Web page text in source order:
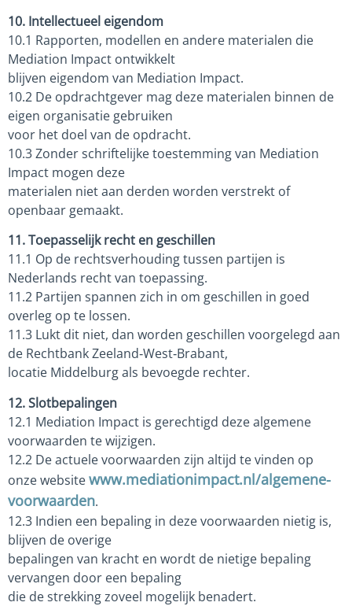
10. Intellectueel eigendom
10.1 Rapporten, modellen en andere materialen die
Mediation Impact ontwikkelt
blijven eigendom van Mediation Impact.
10.2 De opdrachtgever mag deze materialen binnen de
eigen organisatie gebruiken
voor het doel van de opdracht.
10.3 Zonder schriftelijke toestemming van Mediation
Impact mogen deze
materialen niet aan derden worden verstrekt of
openbaar gemaakt.
11. Toepasselijk recht en geschillen
11.1 Op de rechtsverhouding tussen partijen is
Nederlands recht van toepassing.
11.2 Partijen spannen zich in om geschillen in goed
overleg op te lossen.
11.3 Lukt dit niet, dan worden geschillen voorgelegd aan
de Rechtbank Zeeland‑West‑Brabant,
locatie Middelburg als bevoegde rechter.
12. Slotbepalingen
12.1 Mediation Impact is gerechtigd deze algemene
voorwaarden te wijzigen.
12.2 De actuele voorwaarden zijn altijd te vinden op
onze websitewww.mediationimpact.nl/algemene-
voorwaarden.
12.3 Indien een bepaling in deze voorwaarden nietig is,
blijven de overige
bepalingen van kracht en wordt de nietige bepaling
vervangen door een bepaling
die de strekking zoveel mogelijk benadert.